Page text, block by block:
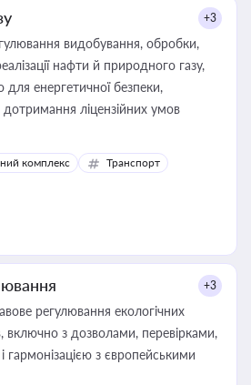
+3
видобування, обробки,
нафти й природного газу,
енергетичної безпеки,
дотримання ліцензійних умов
комплекс
Транспорт
+3
регулювання екологічних
включно з дозволами, перевірками,
гармонізацією з європейськими